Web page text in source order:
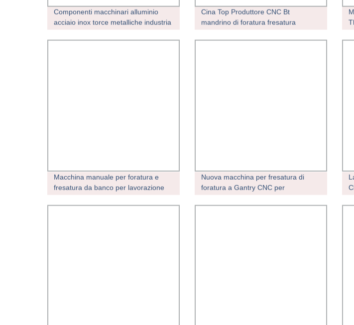
Componenti macchinari alluminio
acciaio inox torce metalliche industria
macchine CNC di precisione per
Cina Top Produttore CNC Bt
mandrino di foratura fresatura
lamiere in acciaio per caldaie
Macchina manuale per foratura e
fresatura da banco per lavorazione
Zay7032g/Zay7040g/Zay7045g
Nuova macchina per fresatura di
foratura a Gantry CNC per